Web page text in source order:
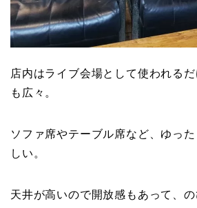
店内はライブ会場として使われる
も広々。
ソファ席やテーブル席など、ゆっ
しい。
天井が高いので開放感もあって、